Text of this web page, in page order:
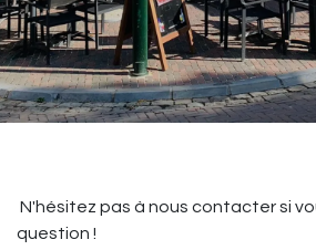
N'hésitez pas à nous contacter si
question !